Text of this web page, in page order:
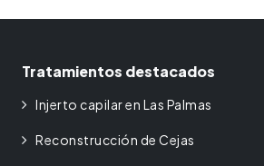
Tratamientos destacados
Injerto capilar en Las Palmas
Reconstrucción de Cejas